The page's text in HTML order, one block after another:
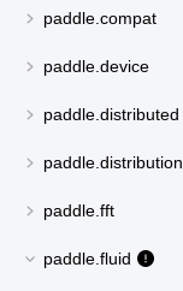
paddle.compat
paddle.device
paddle.distributed
paddle.distribution
paddle.fft
paddle.fluid